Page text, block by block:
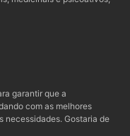
garantir que a
com as melhores
necessidades. Gostaria de